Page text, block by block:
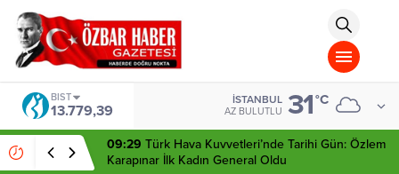
islami
chat
omegla
türk
sohbet
cinsel
sohbet
dini
chat
BIST
13.779,39
İSTANBUL
AZ BULUTLU 31°C
09:29 Türk Hava Kuvvetleri’nde Tarihi Gün: Özlem
Karapınar İlk Kadın General Oldu